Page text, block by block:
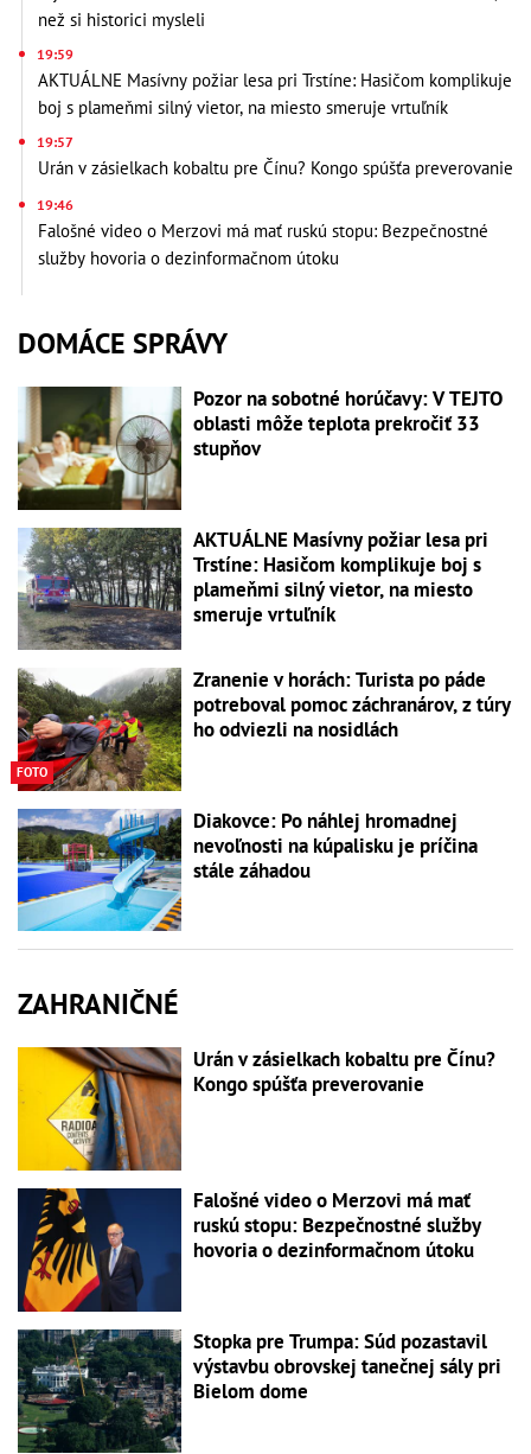
než si historici mysleli
19:59
AKTUÁLNE Masívny požiar lesa pri Trstíne: Hasičom komplikuje
boj s plameňmi silný vietor, na miesto smeruje vrtuľník
19:57
Urán v zásielkach kobaltu pre Čínu? Kongo spúšťa preverovanie
19:46
Falošné video o Merzovi má mať ruskú stopu: Bezpečnostné
služby hovoria o dezinformačnom útoku
DOMÁCE SPRÁVY
Pozor na sobotné horúčavy: V TEJTO
oblasti môže teplota prekročiť 33
stupňov
AKTUÁLNE Masívny požiar lesa pri
Trstíne: Hasičom komplikuje boj s
plameňmi silný vietor, na miesto
smeruje vrtuľník
FOTO
Zranenie v horách: Turista po páde
potreboval pomoc záchranárov, z túry
ho odviezli na nosidlách
Diakovce: Po náhlej hromadnej
nevoľnosti na kúpalisku je príčina
stále záhadou
ZAHRANIČNÉ
Urán v zásielkach kobaltu pre Čínu?
Kongo spúšťa preverovanie
Falošné video o Merzovi má mať
ruskú stopu: Bezpečnostné služby
hovoria o dezinformačnom útoku
Stopka pre Trumpa: Súd pozastavil
výstavbu obrovskej tanečnej sály pri
Bielom dome